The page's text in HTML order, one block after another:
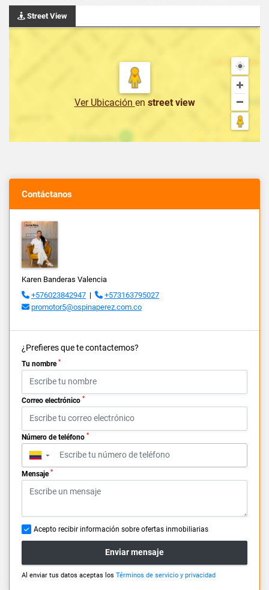
Street View
Ver Ubicación en street view
Contáctanos
Karen Banderas Valencia
+576023842947 |
+573163795027
promotor5@ospinaperez.com.co
¿Prefieres que te contactemos?
Tu nombre *
Correo electrónico *
Número de teléfono *
▼
Mensaje *
Acepto recibir información sobre ofertas inmobiliarias
Enviar mensaje
Al enviar tus datos aceptas los Términos de servicio y privacidad